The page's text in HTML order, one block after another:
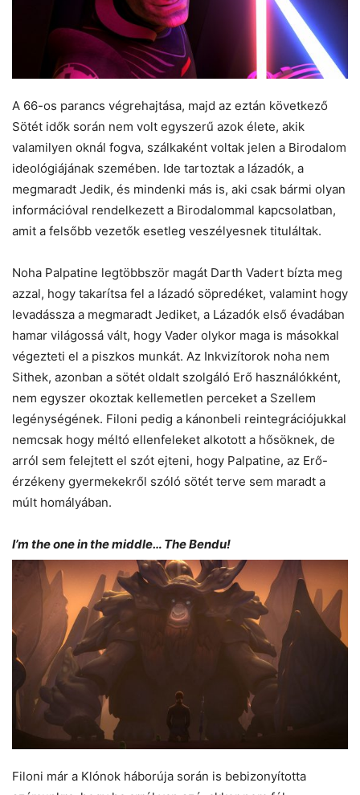
A 66-os parancs végrehajtása, majd az eztán következő
Sötét idők során nem volt egyszerű azok élete, akik
valamilyen oknál fogva, szálkaként voltak jelen a Birodalom
ideológiájának szemében. Ide tartoztak a lázadók, a
megmaradt Jedik, és mindenki más is, aki csak bármi olyan
információval rendelkezett a Birodalommal kapcsolatban,
amit a felsőbb vezetők esetleg veszélyesnek tituláltak.
Noha Palpatine legtöbbször magát Darth Vadert bízta meg
azzal, hogy takarítsa fel a lázadó söpredéket, valamint hogy
levadássza a megmaradt Jediket, a Lázadók első évadában
hamar világossá vált, hogy Vader olykor maga is másokkal
végezteti el a piszkos munkát. Az Inkvizítorok noha nem
Sithek, azonban a sötét oldalt szolgáló Erő használókként,
nem egyszer okoztak kellemetlen perceket a Szellem
legénységének. Filoni pedig a kánonbeli reintegrációjukkal
nemcsak hogy méltó ellenfeleket alkotott a hősöknek, de
arról sem felejtett el szót ejteni, hogy Palpatine, az Erő-
érzékeny gyermekekről szóló sötét terve sem maradt a
múlt homályában.
I’m the one in the middle… The Bendu!
Filoni már a Klónok háborúja során is bebizonyította